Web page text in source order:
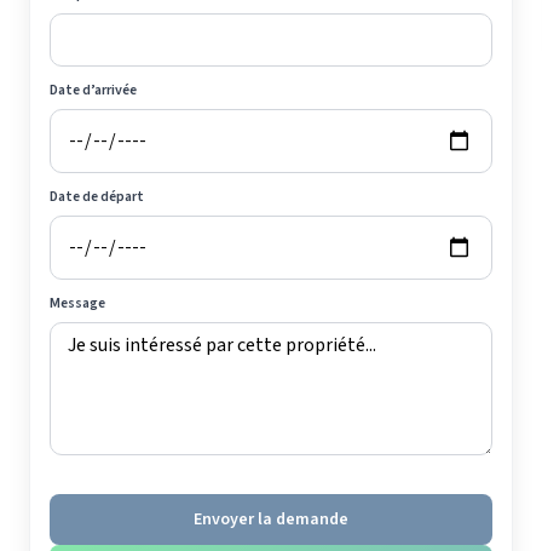
Date d’arrivée
Date de départ
Message
Envoyer la demande